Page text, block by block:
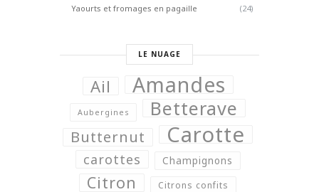
Yaourts et fromages en pagaille (24)
LE NUAGE
Ail Amandes
Aubergines Betterave
Butternut Carotte
carottes Champignons
Citron Citrons confits